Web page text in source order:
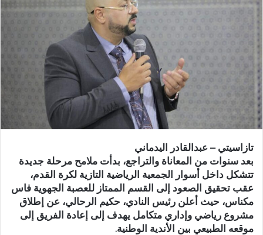
و
ن
ي
ا
تازاسيتي – عبدالقادر اليدماني
بعد سنوات من المعاناة والتراجع، بدأت ملامح مرحلة جديدة
تتشكل داخل أسوار الجمعية الرياضية التازية لكرة القدم،
عقب تحقيق الصعود إلى القسم الممتاز للعصبة الجهوية فاس
مكناس، حيث أعلن رئيس النادي، حكيم الرحالي، عن إطلاق
مشروع رياضي وإداري متكامل يهدف إلى إعادة الفريق إلى
موقعه الطبيعي بين الأندية الوطنية.